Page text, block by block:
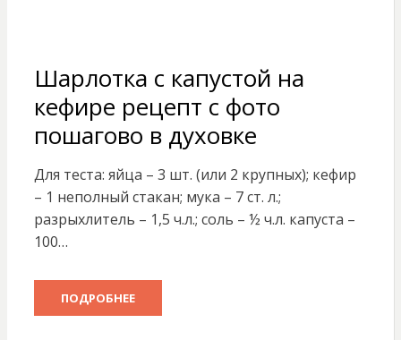
Шарлотка с капустой на
кефире рецепт с фото
пошагово в духовке
Для теста: яйца – 3 шт. (или 2 крупных); кефир
– 1 неполный стакан; мука – 7 ст. л.;
разрыхлитель – 1,5 ч.л.; соль – ½ ч.л. капуста –
100…
ПОДРОБНЕЕ